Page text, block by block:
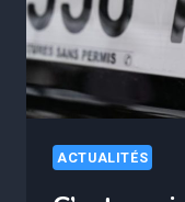
ACTUALITÉS